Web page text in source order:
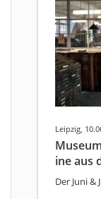
Leipzig,
ine aus
Der Juni